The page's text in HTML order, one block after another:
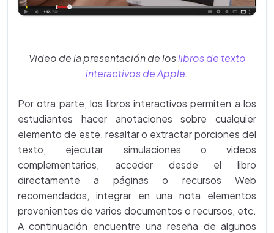
Video de la presentación de loslibros de texto
interactivos de Apple.
Por otra parte, los libros interactivos permiten a los
estudiantes hacer anotaciones sobre cualquier
elemento de este, resaltar o extractar porciones del
texto, ejecutar simulaciones o videos
complementarios, acceder desde el libro
directamente a páginas o recursos Web
recomendados, integrar en una nota elementos
provenientes de varios documentos o recursos, etc.
A continuación encuentre una reseña de algunos